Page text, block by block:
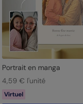
Portrait en manga
4,59 € l'unité
Virtuel